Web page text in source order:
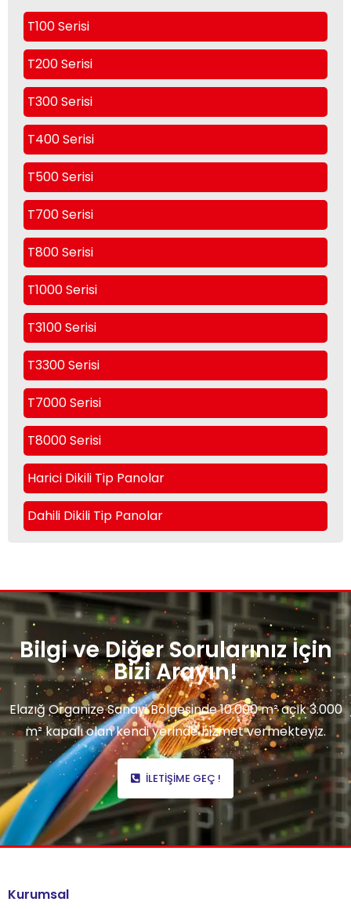
T100 Serisi
T200 Serisi
T300 Serisi
T400 Serisi
T500 Serisi
T700 Serisi
T800 Serisi
T1000 Serisi
T3100 Serisi
T3300 Serisi
T7000 Serisi
T8000 Serisi
Harici Dikili Tip Panolar
Dahili Dikili Tip Panolar
Bilgi ve Diğer Sorularınız İçin
Bizi Arayın!
Elazığ Organize Sanayi Bölgesinde 10.000 m² açık 3.000
m² kapalı olan kendi yerinde hizmet vermekteyiz.
İLETIŞIME GEÇ !
Kurumsal